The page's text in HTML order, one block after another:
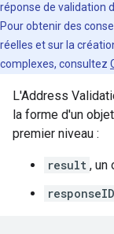
réponse de validation
Pour obtenir des
réelles et sur la
complexes, consultez
L'Address
la forme d'un
premier niveau :
result , un
responseID